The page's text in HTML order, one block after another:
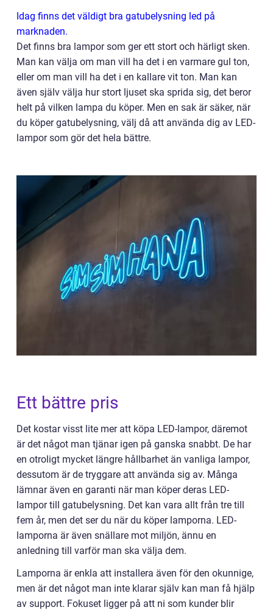
Idag finns det väldigt bra gatubelysning led på
marknaden.
Det finns bra lampor som ger ett stort och härligt sken.
Man kan välja om man vill ha det i en varmare gul ton,
eller om man vill ha det i en kallare vit ton. Man kan
även själv välja hur stort ljuset ska sprida sig, det beror
helt på vilken lampa du köper. Men en sak är säker, när
du köper gatubelysning, välj då att använda dig av LED-
lampor som gör det hela bättre.
Ett bättre pris
Det kostar visst lite mer att köpa LED-lampor, däremot
är det något man tjänar igen på ganska snabbt. De har
en otroligt mycket längre hållbarhet än vanliga lampor,
dessutom är de tryggare att använda sig av. Många
lämnar även en garanti när man köper deras LED-
lampor till gatubelysning. Det kan vara allt från tre till
fem år, men det ser du när du köper lamporna. LED-
lamporna är även snällare mot miljön, ännu en
anledning till varför man ska välja dem.
Lamporna är enkla att installera även för den okunnige,
men är det något man inte klarar själv kan man få hjälp
av support. Fokuset ligger på att ni som kunder blir